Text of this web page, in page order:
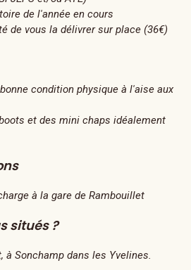
de l'année en cours
de vous la délivrer sur place (36€)
condition physique à l'aise aux
et des mini chaps idéalement
à la gare de Rambouillet
situés ?
à Sonchamp dans les Yvelines.